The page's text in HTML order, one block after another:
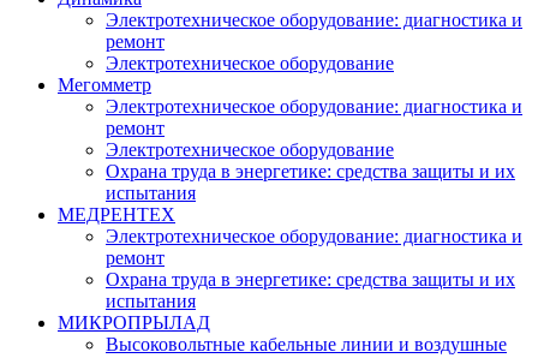
Электротехническое оборудование: диагностика и
ремонт
Электротехническое оборудование
Мегомметр
Электротехническое оборудование: диагностика и
ремонт
Электротехническое оборудование
Охрана труда в энергетике: средства защиты и их
испытания
МЕДРЕНТЕХ
Электротехническое оборудование: диагностика и
ремонт
Охрана труда в энергетике: средства защиты и их
испытания
МИКРОПРЫЛАД
Высоковольтные кабельные линии и воздушные